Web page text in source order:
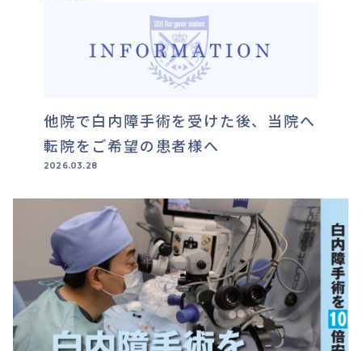
他院で白内障手術を受けた後、当院へ
転院をご希望の患者様へ
2026.03.28